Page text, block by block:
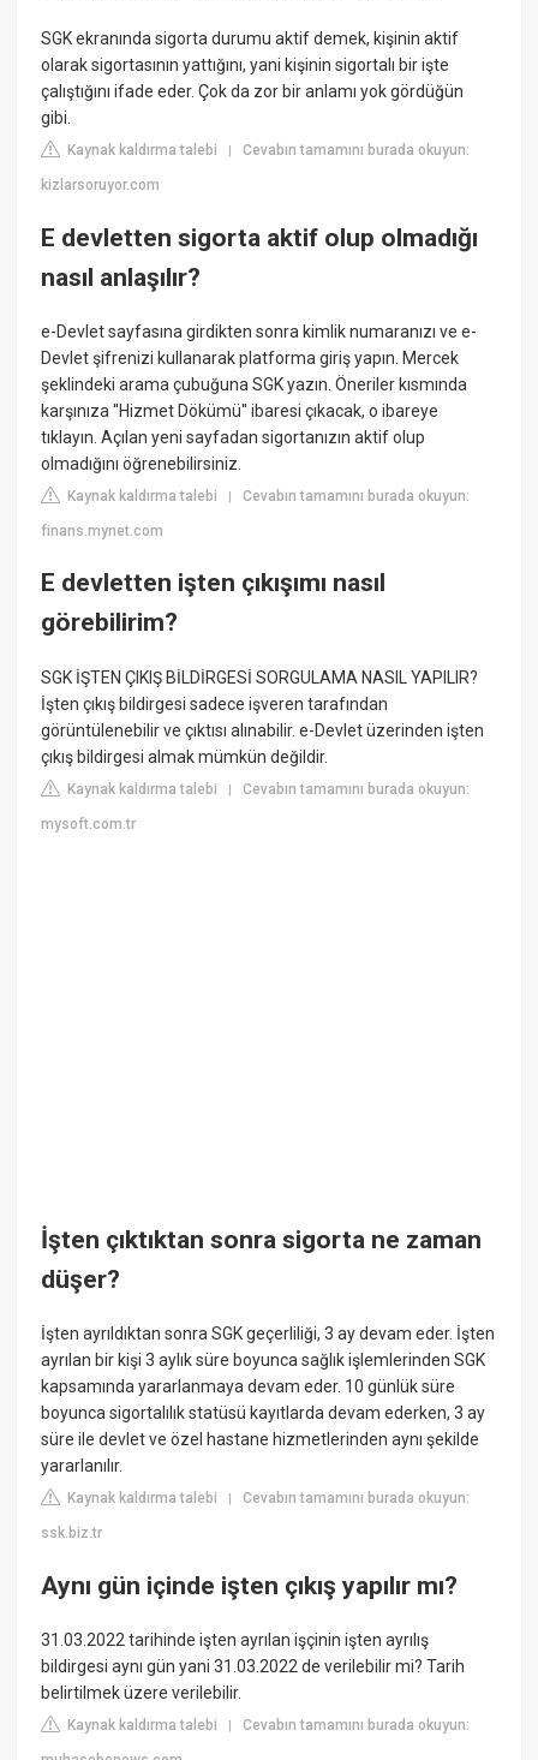
SGK ekranında sigorta durumu aktif demek, kişinin aktif
olarak sigortasının yattığını, yani kişinin sigortalı bir işte
çalıştığını ifade eder. Çok da zor bir anlamı yok gördüğün
gibi.
Kaynak kaldırma talebi |Cevabın tamamını burada okuyun:
kizlarsoruyor.com
E devletten sigorta aktif olup olmadığı
nasıl anlaşılır?
e-Devlet sayfasına girdikten sonra kimlik numaranızı ve e-
Devlet şifrenizi kullanarak platforma giriş yapın. Mercek
şeklindeki arama çubuğuna SGK yazın. Öneriler kısmında
karşınıza ''Hizmet Dökümü'' ibaresi çıkacak, o ibareye
tıklayın. Açılan yeni sayfadan sigortanızın aktif olup
olmadığını öğrenebilirsiniz.
Kaynak kaldırma talebi |Cevabın tamamını burada okuyun:
finans.mynet.com
E devletten işten çıkışımı nasıl
görebilirim?
SGK İŞTEN ÇIKIŞ BİLDİRGESİ SORGULAMA NASIL YAPILIR?
İşten çıkış bildirgesi sadece işveren tarafından
görüntülenebilir ve çıktısı alınabilir. e-Devlet üzerinden işten
çıkış bildirgesi almak mümkün değildir.
Kaynak kaldırma talebi |Cevabın tamamını burada okuyun:
mysoft.com.tr
İşten çıktıktan sonra sigorta ne zaman
düşer?
İşten ayrıldıktan sonra SGK geçerliliği, 3 ay devam eder. İşten
ayrılan bir kişi 3 aylık süre boyunca sağlık işlemlerinden SGK
kapsamında yararlanmaya devam eder. 10 günlük süre
boyunca sigortalılık statüsü kayıtlarda devam ederken, 3 ay
süre ile devlet ve özel hastane hizmetlerinden aynı şekilde
yararlanılır.
Kaynak kaldırma talebi |Cevabın tamamını burada okuyun:
ssk.biz.tr
Aynı gün içinde işten çıkış yapılır mı?
31.03.2022 tarihinde işten ayrılan işçinin işten ayrılış
bildirgesi aynı gün yani 31.03.2022 de verilebilir mi? Tarih
belirtilmek üzere verilebilir.
Kaynak kaldırma talebi |Cevabın tamamını burada okuyun: